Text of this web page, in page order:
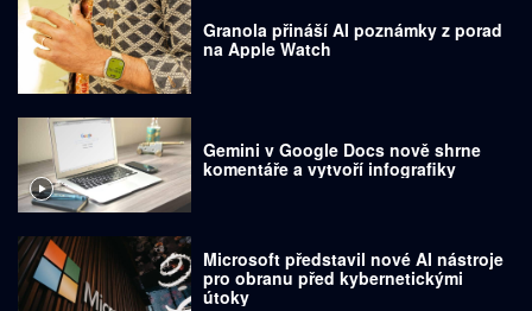
Granola přináší AI poznámky z porad
na Apple Watch
Gemini v Google Docs nově shrne
komentáře a vytvoří infografiky
Microsoft představil nové AI nástroje
pro obranu před kybernetickými
útoky